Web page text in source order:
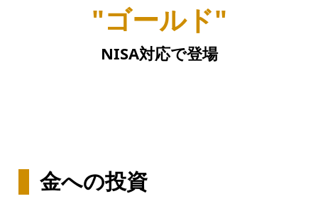
"ゴールド"
NISA対応で登場
金への投資